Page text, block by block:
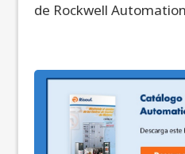
de Rockwell